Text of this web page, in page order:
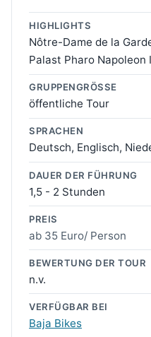
HIGHLIGHTS
Nôtre-Dame de la
Palast Pharo Napoleon
GRUPPENGRÖSSE
öffentliche Tour
SPRACHEN
Deutsch, Englisch,
DAUER DER FÜHRUNG
1,5 - 2 Stunden
PREIS
ab 35 Euro/ Person
BEWERTUNG DER TOUR
n.v.
VERFÜGBAR BEI
Baja Bikes